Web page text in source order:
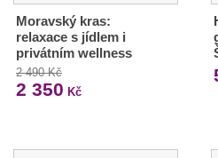
Moravský kras:
relaxace s jídlem i
privátním wellness
2 490 Kč
2 350 Kč